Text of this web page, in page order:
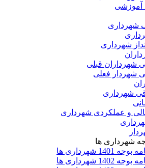
آموزشی
شهرداری
شهرداری
شهرداران قبلی
شهردار فعلی
شهرداری
و عملکردی شهرداری
شهرداری ها
1401 شهرداری ها
1402 شهرداری ها